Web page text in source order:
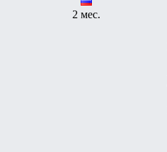
2 мес.